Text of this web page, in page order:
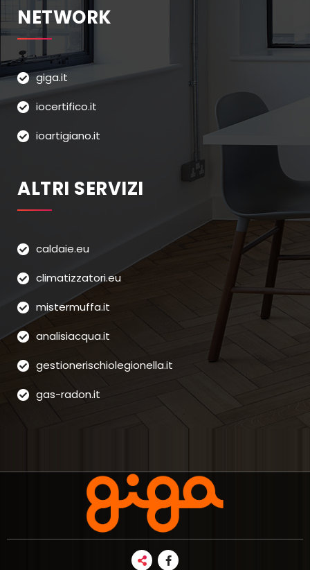
NETWORK
giga.it
iocertifico.it
ioartigiano.it
ALTRI SERVIZI
caldaie.eu
climatizzatori.eu
mistermuffa.it
analisiacqua.it
gestionerischiolegionella.it
gas-radon.it